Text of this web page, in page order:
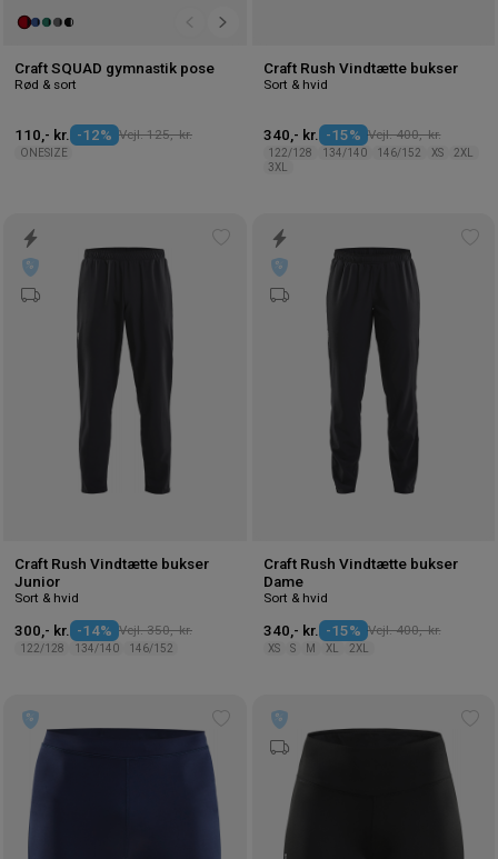
Craft SQUAD gymnastik pose
Rød & sort
110,- kr. -12% Vejl. 125,- kr.
ONESIZE
Craft Rush Vindtætte bukser
Sort & hvid
340,- kr. -15% Vejl. 400,- kr.
122/128 134/140 146/152 XS
2XL
3XL
ønskeliste
Craft Rush Vindtætte bukser
Junior
Sort & hvid
300,- kr. -14% Vejl. 350,- kr.
122/128 134/140 146/152
Craft Rush Vindtætte bukser
Dame
Sort & hvid
340,- kr. -15% Vejl. 400,- kr.
XS S M XL 2XL
ønskeliste